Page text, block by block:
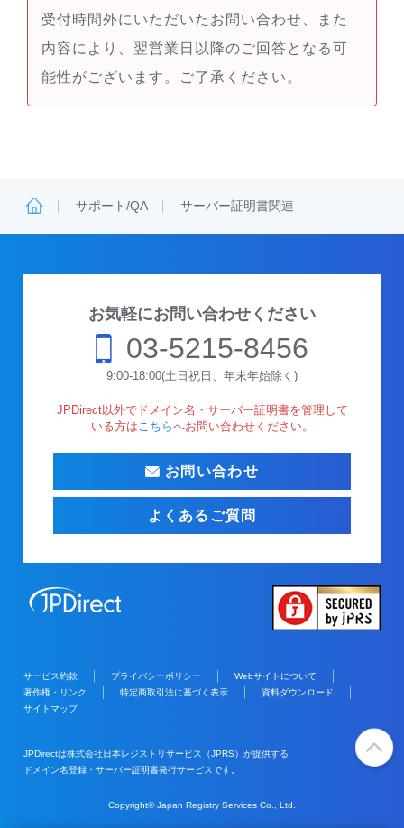
受付時間外にいただいたお問い合わせ、また
内容により、翌営業日以降のご回答となる可
能性がございます。ご了承ください。
サポート/QA サーバー証明書関連
お気軽にお問い合わせください
03-5215-8456
9:00-18:00(土日祝日、年末年始除く)
JPDirect以外でドメイン名・サーバー証明書を管理して
いる方はこちらへお問い合わせください。
お問い合わせ
よくあるご質問
サービス約款 プライバシーポリシー
Webサイトについて
著作権・リンク
特定商取引法に基づく表示
資料ダウンロード
サイトマップ
JPDirectは株式会社日本レジストリサービス（JPRS）が提供する
ドメイン名登録・サーバー証明書発行サービスです。
Copyright© Japan Registry Services Co., Ltd.